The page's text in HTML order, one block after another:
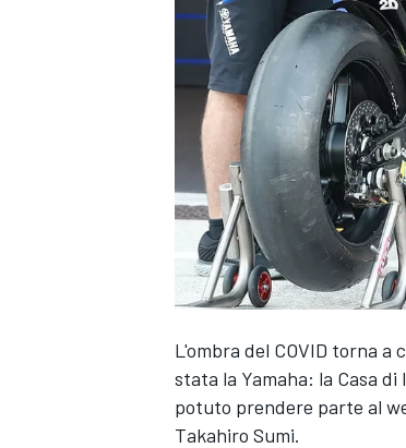
MONOPOSTO
L'ombra del COVID torna a
stata la Yamaha: la Casa
potuto prendere parte al
Takahiro Sumi.